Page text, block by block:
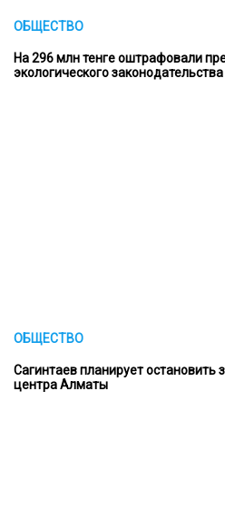
ОБЩЕСТВО
На 296 млн тенге оштрафовали
экологического законодательства
ОБЩЕСТВО
Сагинтаев планирует остановить
центра Алматы